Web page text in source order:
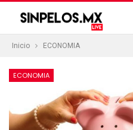
Inicio ECONOMIA
ECONOMIA